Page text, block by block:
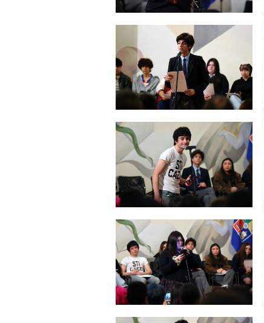
Zoom
Zoom